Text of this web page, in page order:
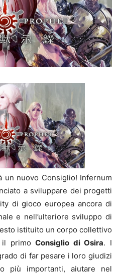
un nuovo Consiglio! Infernum
a sviluppare dei progetti
di gioco europea ancora di
e nell’ulteriore sviluppo di
istituito un corpo collettivo
il primoConsiglio di Osira. I
di far pesare i loro giudizi
più importanti, aiutare nel